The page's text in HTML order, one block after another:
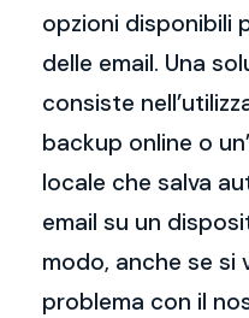
opzioni disponibili
delle email. Una
consiste
backup online o
locale che salva
email su un
modo, anche se si
problema con il